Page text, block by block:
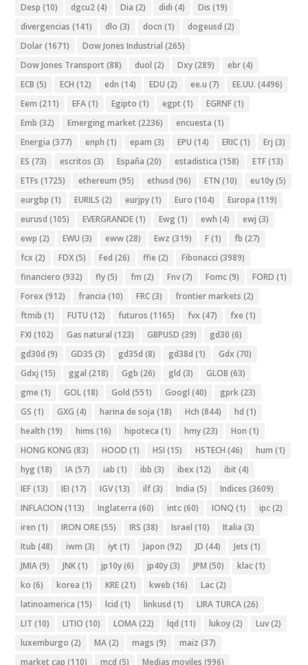
Desp (10) dgcu2(4) Dia (2) didi (4) Dis (19)
divergencias (141) dlo (3) docn (1) dogeusd (2)
Dolar(1671) Dow Jones Industrial (265)
Dow Jones Transport (88) duol (2) Dxy(289) ebr(4)
ECB (5) ECH (12) edn (14) EDU (2) ee.u (7) EE.UU. (4496)
Eem (211) EFA(1) Egipto (1) egpt (1) EGRNF(1)
Emb (32) Emerging market (2236) encuesta (1)
Energia (377) enph (1) epam (3) EPU (14) ERIC(1) Erj (3)
ES (73) escritos (3) España (20) estadistica (158) ETF(13)
ETFs (1725) ethereum (95) ethusd (96) ETN (10) eu10y(5)
eurgbp (1) EURILS (2) eurjpy(1) Euro (104) Europa (119)
eurusd (105) EVERGRANDE(1) Ewg (1) ewh (4) ewj (3)
ewp (2) EWU (3) eww(28) Ewz (319) F(1) fb (27)
fcx (2) FDX(5) Fed (26) ffie (2) Fibonacci (3989)
financiero (932) fly(5) fm (2) Fnv(7) Fomc(9) FORD (1)
Forex (912) francia (10) FRC(3) frontier markets (2)
ftmib (1) FUTU (12) futuros (1165) fvx (47) fxe (1)
FXI (102) Gas natural (123) GBPUSD (39) gd30 (6)
gd30d (9) GD35 (3) gd35d (8) gd38d (1) Gdx (70)
Gdxj (15) ggal (218) Ggb (26) gld (3) GLOB (63)
gme (1) GOL(18) Gold (551) Googl (40) gprk(23)
GS (1) GXG (4) harina de soja (18) Hch (844) hd (1)
health (19) hims (16) hipoteca (1) hmy(23) Hon (1)
HONG KONG (83) HOOD (1) HSI (15) HSTECH (46) hum (1)
hyg (18) IA(57) iab (1) ibb (3) ibex (12) ibit (4)
IEF(13) IEI (17) IGV(13) ilf(3) India (5) Indices (3609)
INFLACION (113) Inglaterra (60) intc(60) IONQ (1) ipc(2)
iren (1) IRON ORE(55) IRS (38) Israel (10) Italia (3)
Itub (48) iwm (3) iyt (1) Japon (92) JD (44) Jets (1)
JMIA(9) JNK(1) jp10y(6) jp40y(3) JPM (50) klac(1)
ko (6) korea (1) KRE(21) kweb (16) Lac(2)
latinoamerica (15) lcid (1) linkusd (1) LIRA TURCA(26)
LIT (10) LITIO (10) LOMA(22) lqd (11) lukoy(2) Luv(2)
luxemburgo (2) MA(2) mags (9) maiz (37)
market cap (110) mcd (5) Medias moviles (996)